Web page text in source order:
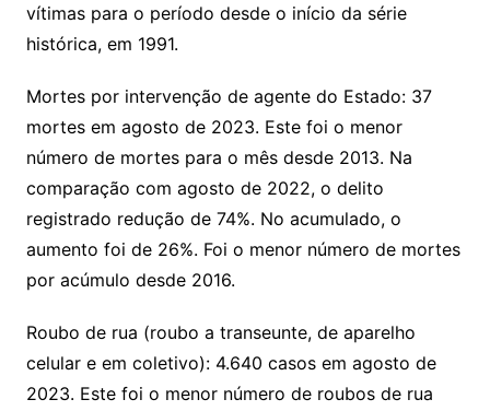
vítimas para o período desde o início da série
histórica, em 1991.
Mortes por intervenção de agente do Estado: 37
mortes em agosto de 2023. Este foi o menor
número de mortes para o mês desde 2013. Na
comparação com agosto de 2022, o delito
registrado redução de 74%. No acumulado, o
aumento foi de 26%. Foi o menor número de mortes
por acúmulo desde 2016.
Roubo de rua (roubo a transeunte, de aparelho
celular e em coletivo): 4.640 casos em agosto de
2023. Este foi o menor número de roubos de rua